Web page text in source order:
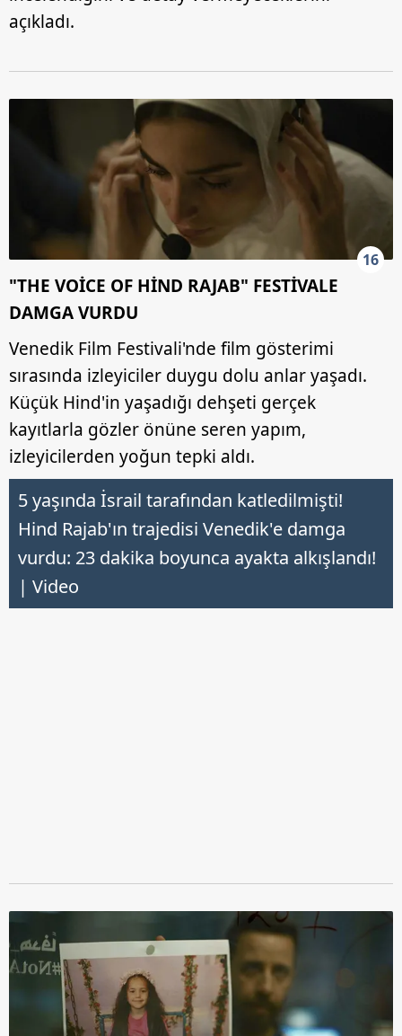
açıkladı.
16
"THE VOİCE OF HİND RAJAB" FESTİVALE
DAMGA VURDU
Venedik Film Festivali'nde film gösterimi
sırasında izleyiciler duygu dolu anlar yaşadı.
Küçük Hind'in yaşadığı dehşeti gerçek
kayıtlarla gözler önüne seren yapım,
izleyicilerden yoğun tepki aldı.
5 yaşında İsrail tarafından katledilmişti!
Hind Rajab'ın trajedisi Venedik'e damga
vurdu: 23 dakika boyunca ayakta alkışlandı!
| Video